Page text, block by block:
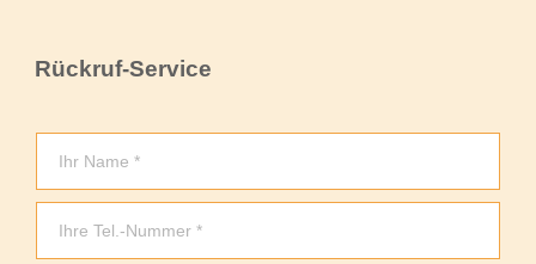
Rückruf-Service